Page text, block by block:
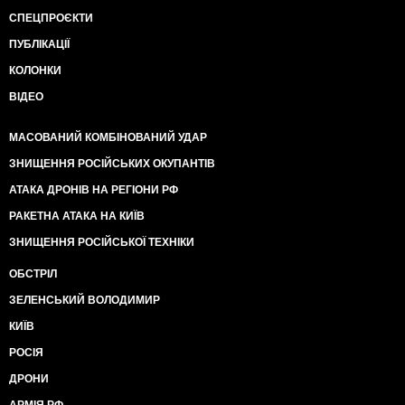
СПЕЦПРОЄКТИ
ПУБЛІКАЦІЇ
КОЛОНКИ
ВІДЕО
МАСОВАНИЙ КОМБІНОВАНИЙ УДАР
ЗНИЩЕННЯ РОСІЙСЬКИХ ОКУПАНТІВ
АТАКА ДРОНІВ НА РЕГІОНИ РФ
РАКЕТНА АТАКА НА КИЇВ
ЗНИЩЕННЯ РОСІЙСЬКОЇ ТЕХНІКИ
ОБСТРІЛ
ЗЕЛЕНСЬКИЙ ВОЛОДИМИР
КИЇВ
РОСІЯ
ДРОНИ